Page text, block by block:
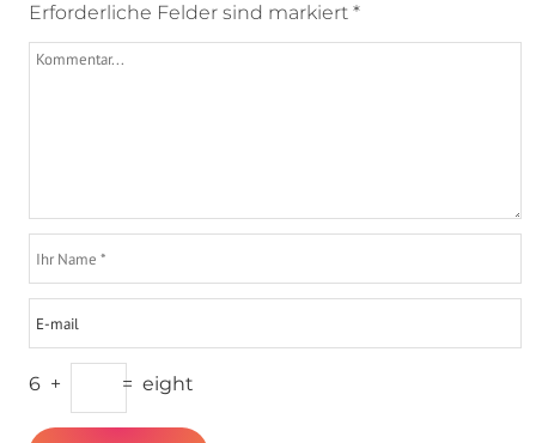
Erforderliche Felder sind markiert *
6 + = eight